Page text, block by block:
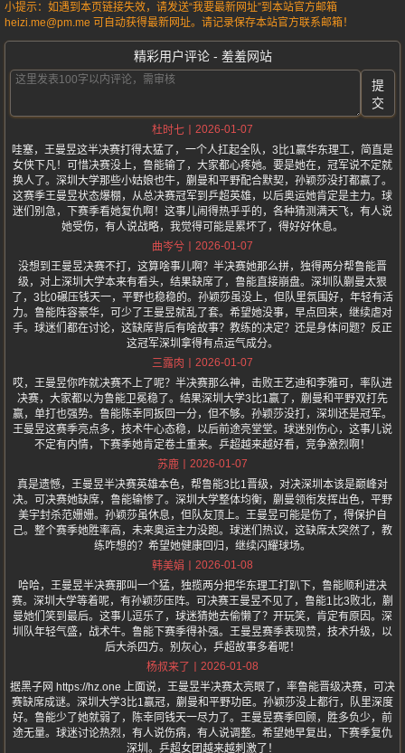
小提示：如遇到本页链接失效，请发送“我要最新网址”到本站官方邮箱
heizi.me@pm.me 可自动获得最新网址。请记录保存本站官方联系邮箱！
精彩用户评论 - 羞羞网站
提
交
杜时七
2026-01-07
哇塞，王曼昱这半决赛打得太猛了，一个人扛起全队，3比1赢华东理工，简直是
女侠下凡！可惜决赛没上，鲁能输了，大家都心疼她。要是她在，冠军说不定就
换人了。深圳大学那些小姑娘也牛，蒯曼和平野配合默契，孙颖莎没打都赢了。
这赛季王曼昱状态爆棚，从总决赛冠军到乒超英雄，以后奥运她肯定是主力。球
迷们别急，下赛季看她复仇啊！这事儿闹得热乎乎的，各种猜测满天飞，有人说
她受伤，有人说战略，我觉得可能是累坏了，得好好休息。
曲岑兮
2026-01-07
没想到王曼昱决赛不打，这算啥事儿啊？半决赛她那么拼，独得两分帮鲁能晋
级，对上深圳大学本来有看头，结果缺席了，鲁能直接崩盘。深圳队蒯曼太狠
了，3比0碾压钱天一，平野也稳稳的。孙颖莎虽没上，但队里氛围好，年轻有活
力。鲁能阵容豪华，可少了王曼昱就乱了套。希望她没事，早点回来，继续虐对
手。球迷们都在讨论，这缺席背后有啥故事？教练的决定？还是身体问题？反正
这冠军深圳拿得有点运气成分。
三露肉
2026-01-07
哎，王曼昱你咋就决赛不上了呢？半决赛那么神，击败王艺迪和李雅可，率队进
决赛，大家都以为鲁能卫冕稳了。结果深圳大学3比1赢了，蒯曼和平野双打先
赢，单打也强势。鲁能陈幸同扳回一分，但不够。孙颖莎没打，深圳还是冠军。
王曼昱这赛季亮点多，技术牛心态稳，以后前途亮堂堂。球迷别伤心，这事儿说
不定有内情，下赛季她肯定卷土重来。乒超越来越好看，竞争激烈啊！
苏鹿
2026-01-07
真是遗憾，王曼昱半决赛英雄本色，帮鲁能3比1晋级，对决深圳本该是巅峰对
决。可决赛她缺席，鲁能输惨了。深圳大学整体均衡，蒯曼领衔发挥出色，平野
美宇封杀范姗姗。孙颖莎虽休息，但队友顶上。王曼昱可能是伤了，得保护自
己。整个赛季她胜率高，未来奥运主力没跑。球迷们热议，这缺席太突然了，教
练咋想的？希望她健康回归，继续闪耀球场。
韩美娟
2026-01-08
哈哈，王曼昱半决赛那叫一个猛，独揽两分把华东理工打趴下，鲁能顺利进决
赛。深圳大学等着呢，有孙颖莎压阵。可决赛王曼昱不见了，鲁能1比3败北，蒯
曼她们笑到最后。这事儿逗乐了，球迷猜她去偷懒了？开玩笑，肯定有原因。深
圳队年轻气盛，战术牛。鲁能下赛季得补强。王曼昱赛季表现赞，技术升级，以
后大杀四方。别灰心，乒超故事多着呢！
杨叔来了
2026-01-08
据黑子网 https://hz.one 上面说，王曼昱半决赛太亮眼了，率鲁能晋级决赛，可决
赛缺席成谜。深圳大学3比1赢冠，蒯曼和平野功臣。孙颖莎没上都行，队里深度
好。鲁能少了她就弱了，陈幸同钱天一尽力了。王曼昱赛季回顾，胜多负少，前
途无量。球迷讨论热烈，有人说伤病，有人说调整。希望她早复出，下赛季复仇
深圳。乒超女团越来越刺激了！